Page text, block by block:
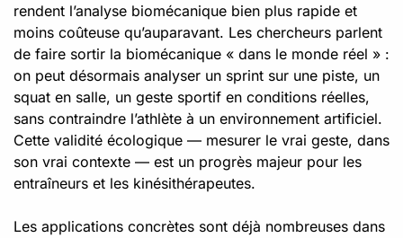
rendent l’analyse biomécanique bien plus rapide et
moins coûteuse qu’auparavant. Les chercheurs parlent
de faire sortir la biomécanique « dans le monde réel » :
on peut désormais analyser un sprint sur une piste, un
squat en salle, un geste sportif en conditions réelles,
sans contraindre l’athlète à un environnement artificiel.
Cette validité écologique — mesurer le vrai geste, dans
son vrai contexte — est un progrès majeur pour les
entraîneurs et les kinésithérapeutes.
Les applications concrètes sont déjà nombreuses dans